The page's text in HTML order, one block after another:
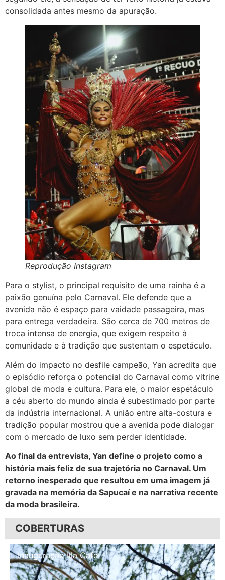
consolidada antes mesmo da apuração.
Reprodução Instagram
Para o stylist, o principal requisito de uma rainha é a
paixão genuína pelo Carnaval. Ele defende que a
avenida não é espaço para vaidade passageira, mas
para entrega verdadeira. São cerca de 700 metros de
troca intensa de energia, que exigem respeito à
comunidade e à tradição que sustentam o espetáculo.
Além do impacto no desfile campeão, Yan acredita que
o episódio reforça o potencial do Carnaval como vitrine
global de moda e cultura. Para ele, o maior espetáculo
a céu aberto do mundo ainda é subestimado por parte
da indústria internacional. A união entre alta-costura e
tradição popular mostrou que a avenida pode dialogar
com o mercado de luxo sem perder identidade.
Ao final da entrevista, Yan define o projeto como a
história mais feliz de sua trajetória no Carnaval. Um
retorno inesperado que resultou em uma imagem já
gravada na memória da Sapucaí e na narrativa recente
da moda brasileira.
COBERTURAS
Inauguração Illa Café